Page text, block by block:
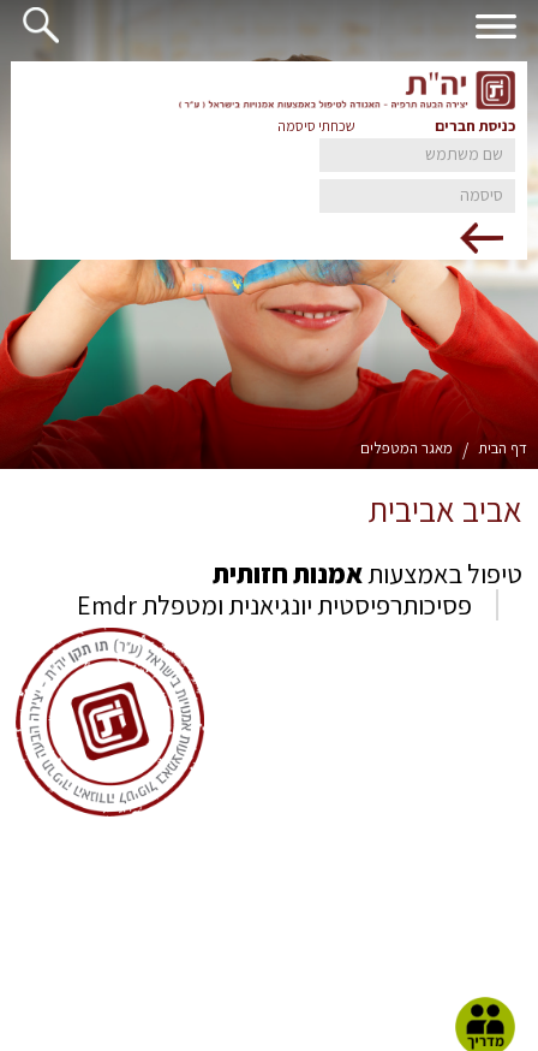
כניסת חברים שכחתי סיסמה
דף הבית / מאגר המטפלים
אביב אביבית
טיפול באמצעותאמנות חזותית
פסיכותרפיסטית יונגיאנית ומטפלת Emdr